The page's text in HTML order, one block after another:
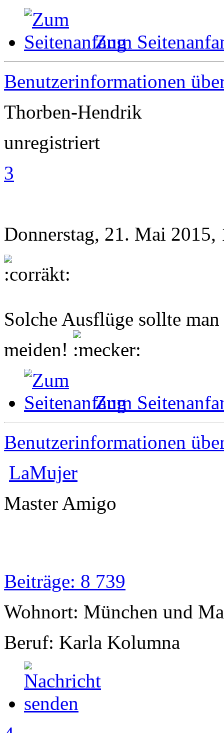
Zum
Benutzerinformationen
Thorben-Hendrik
unregistriert
3
Donnerstag, 21. Mai 2015,
Solche Ausflüge sollte
meiden!
Zum
Benutzerinformationen
LaMujer
Master Amigo
Beiträge: 8 739
Wohnort: München und
Beruf: Karla Kolumna